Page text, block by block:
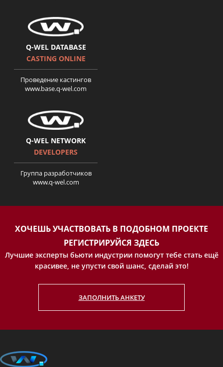
Поверніть мені красу серия 8
История Екатерины
Шевчук.Поверніть мені
красу. серия 10.
История Александры
Детально об увеличении
Q-WEL DATABASE
CASTING ONLINE
Проведение кастингов
www.base.q-wel.com
Q-WEL NETWORK
DEVELOPERS
Группа разработчиков
www.q-wel.com
ХОЧЕШЬ УЧАСТВОВАТЬ В ПОДОБНОМ ПРОЕКТЕ
РЕГИСТРИРУЙСЯ ЗДЕСЬ
Лучшие эксперты бьюти индустрии помогут тебе стать ещё
красивее, не упусти свой шанс, сделай это!
ЗАПОЛНИТЬ АНКЕТУ